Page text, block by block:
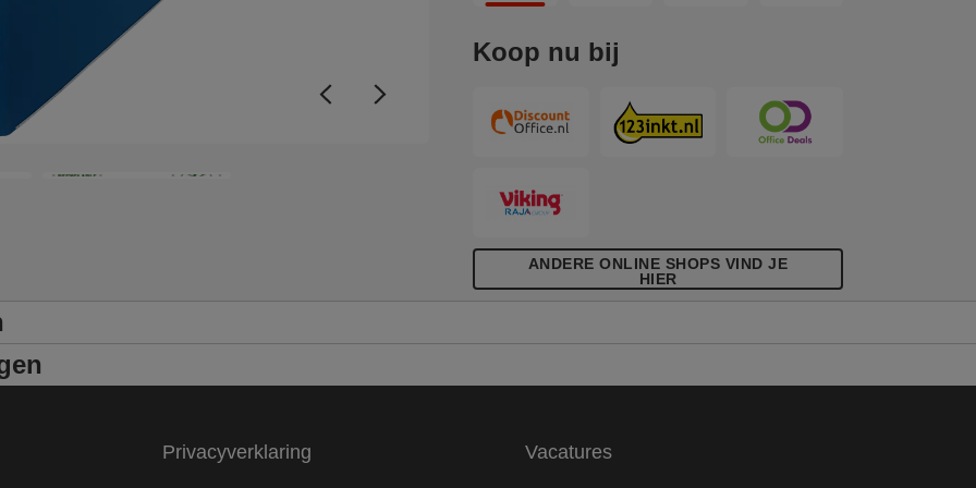
kleurenconcept dat past bij de Esselte
geweldig uitziet. De Esselte ordners
aan het milieu van onze planeet.
Koop nu bij
ANDERE ONLINE SHOPS VIND JE
HIER
Privacyverklaring Vacatures